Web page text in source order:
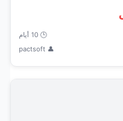
🕒 10 أيام
👤 pactsoft